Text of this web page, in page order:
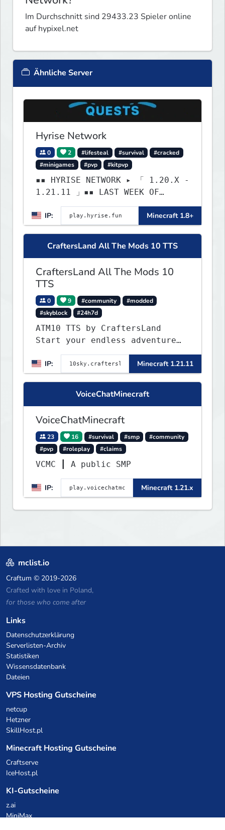
Im Durchschnitt sind 29433.23 Spieler online
auf hypixel.net
Ähnliche Server
Hyrise Network
0 2 #lifesteal #survival
#cracked
#minigames
#pvp #kitpvp
▪▪ HYRISE NETWORK ▸ 「 1.20.X -
1.21.11 」▪▪ LAST WEEK OF
LIFESTEAL! ┃ discord.gg/hyrise
IP:
Minecraft 1.8+
CraftersLand All The Mods 10 TTS
CraftersLand All The Mods 10
TTS
0 9 #community
#modded
#skyblock
#24h7d
ATM10 TTS by CraftersLand
Start your endless adventure
now! v2.0.2
IP:
Minecraft 1.21.11
VoiceChatMinecraft
VoiceChatMinecraft
23 16 #survival #smp
#community
#pvp
#roleplay #claims
VCMC ┃ A public SMP
IP: Minecraft 1.21.x
mclist.io
Craftum © 2019-2026
Crafted with love in Poland,
for those who come after
Links
Datenschutzerklärung
Serverlisten-Archiv
Statistiken
Wissensdatenbank
Dateien
VPS Hosting Gutscheine
netcup
Hetzner
SkillHost.pl
Minecraft Hosting Gutscheine
Craftserve
IceHost.pl
KI-Gutscheine
z.ai
MiniMax